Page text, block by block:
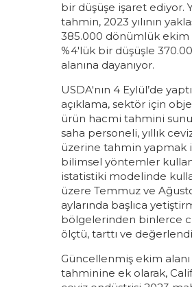
bir düşüşe işaret ediyor.
tahmin, 2023 yılının
385.000 dönümlük ekim
%4'lük bir düşüşle
alanına dayanıyor.
USDA'nın 4 Eylül’de
açıklama, sektör için
ürün hacmi tahmini
saha personeli, yıllık
üzerine tahmin yapmak
bilimsel yöntemler
istatistiki modelinde
üzere Temmuz ve
aylarında başlıca
bölgelerinden binlerce
ölçtü, tarttı ve
Güncellenmiş ekim
tahminine ek olarak,